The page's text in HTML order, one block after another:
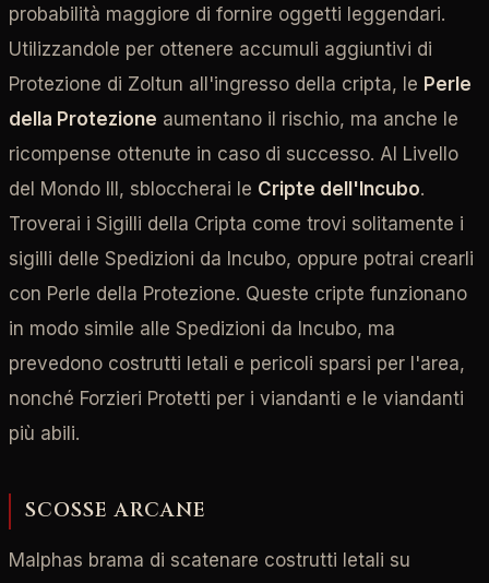
probabilità maggiore di fornire oggetti leggendari.
Utilizzandole per ottenere accumuli aggiuntivi di
Protezione di Zoltun all'ingresso della cripta, le Perle
della Protezione aumentano il rischio, ma anche le
ricompense ottenute in caso di successo. Al Livello
del Mondo III, sbloccherai le Cripte dell'Incubo.
Troverai i Sigilli della Cripta come trovi solitamente i
sigilli delle Spedizioni da Incubo, oppure potrai crearli
con Perle della Protezione. Queste cripte funzionano
in modo simile alle Spedizioni da Incubo, ma
prevedono costrutti letali e pericoli sparsi per l'area,
nonché Forzieri Protetti per i viandanti e le viandanti
più abili.
SCOSSE ARCANE
Malphas brama di scatenare costrutti letali su